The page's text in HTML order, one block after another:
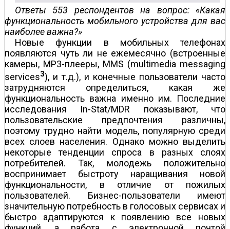
Ответы 553 респондентов на вопрос: «Какая
функциональность мобильного устройства для вас
наиболее важна?»
Новые функции в мобильных телефонах
появляются чуть ли не ежемесячно (встроенные
камеры, MP3-плееры, MMS (multimedia messaging
services3), и т.д.), и конечные пользователи часто
затрудняются определиться, какая же
функциональность важна именно им. Последние
исследования In-Stat/MDR показывают, что
пользовательские предпочтения различны,
поэтому трудно найти модель, популярную среди
всех слоев населения. Однако можно выделить
некоторые тенденции спроса в разных слоях
потребителей. Так, молодежь положительно
воспринимает быстроту наращивания новой
функциональности, в отличие от пожилых
пользователей. Бизнес-пользователи имеют
значительную потребность в голосовых сервисах и
быстро адаптируются к появлению все новых